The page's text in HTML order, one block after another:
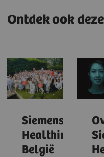
Ontdek ook
Siemens
Healthineers
België